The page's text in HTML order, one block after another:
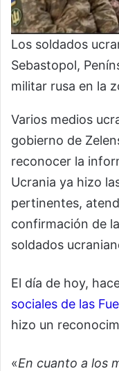
Los soldados
Sebastopol,
militar rusa en la
Varios medios
gobierno de
reconocer la
Ucrania ya hizo
pertinentes,
confirmación de
soldados
El día de hoy,
sociales de las
hizo un
«En cuanto a los